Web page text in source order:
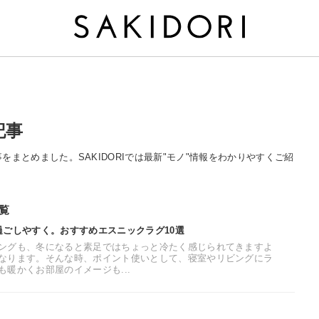
事
まとめました。SAKIDORIでは最新"モノ"情報をわかりやすくご紹
しやすく。おすすめエスニックラグ10選
グも、冬になると素足ではちょっと冷たく感じられてきますよ
ります。そんな時、ポイント使いとして、寝室やリビングにラ
暖かくお部屋のイメージも...